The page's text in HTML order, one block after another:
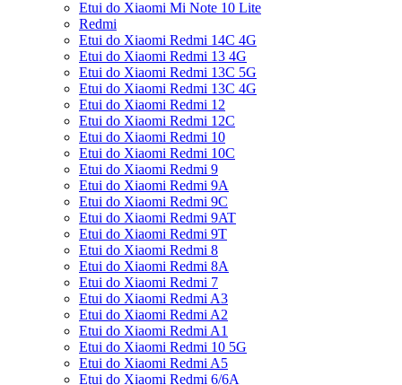
Etui do Xiaomi Mi Note 10 Lite
Redmi
Etui do Xiaomi Redmi 14C 4G
Etui do Xiaomi Redmi 13 4G
Etui do Xiaomi Redmi 13C 5G
Etui do Xiaomi Redmi 13C 4G
Etui do Xiaomi Redmi 12
Etui do Xiaomi Redmi 12C
Etui do Xiaomi Redmi 10
Etui do Xiaomi Redmi 10C
Etui do Xiaomi Redmi 9
Etui do Xiaomi Redmi 9A
Etui do Xiaomi Redmi 9C
Etui do Xiaomi Redmi 9AT
Etui do Xiaomi Redmi 9T
Etui do Xiaomi Redmi 8
Etui do Xiaomi Redmi 8A
Etui do Xiaomi Redmi 7
Etui do Xiaomi Redmi A3
Etui do Xiaomi Redmi A2
Etui do Xiaomi Redmi A1
Etui do Xiaomi Redmi 10 5G
Etui do Xiaomi Redmi A5
Etui do Xiaomi Redmi 6/6A